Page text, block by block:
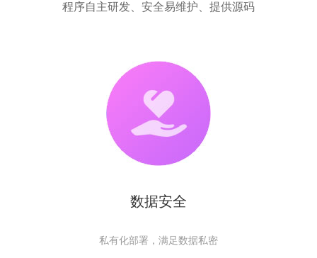
程序自主研发、安全易维护、提供源码
数据安全
私有化部署，满足数据私密